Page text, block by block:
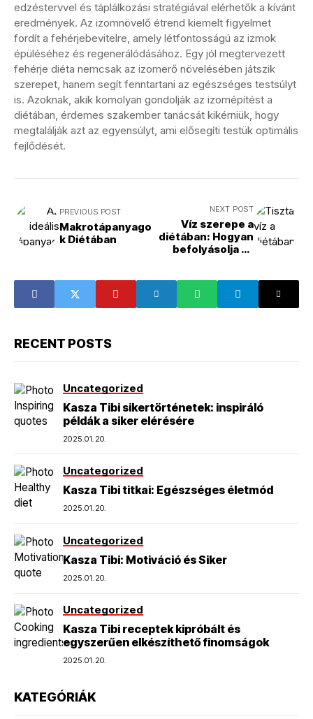
edzéstervvel és táplálkozási stratégiával elérhetők a kívánt
eredmények. Az izomnövelő étrend kiemelt figyelmet
fordít a fehérjebevitelre, amely létfontosságú az izmok
épüléséhez és regenerálódásához. Egy jól megtervezett
fehérje diéta nemcsak az izomerő növelésében játszik
szerepet, hanem segít fenntartani az egészséges testsúlyt
is. Azoknak, akik komolyan gondolják az izomépítést a
diétában, érdemes szakember tanácsát kikérniük, hogy
megtalálják azt az egyensúlyt, ami elősegíti testük optimális
fejlődését.
PREVIOUS POST
Makrotápanyago
k Diétában
NEXT POST
Víz szerepe a
diétában: Hogyan
befolyásolja az
RECENT POSTS
Uncategorized
Kasza Tibi sikertörténetek: inspiráló
példák a siker elérésére
2025.01.20.
Uncategorized
Kasza Tibi titkai: Egészséges életmód
2025.01.20.
Uncategorized
Kasza Tibi: Motiváció és Siker
2025.01.20.
Uncategorized
Kasza Tibi receptek kipróbált és
egyszerűen elkészíthető finomságok
2025.01.20.
KATEGÓRIÁK